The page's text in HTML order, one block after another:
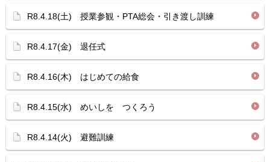
R8.4.18(土) 授業参観・PTA総会・引き渡し訓練
R8.4.17(金) 退任式
R8.4.16(木) はじめての給食
R8.4.15(水) めいしを つくろう
R8.4.14(火) 避難訓練